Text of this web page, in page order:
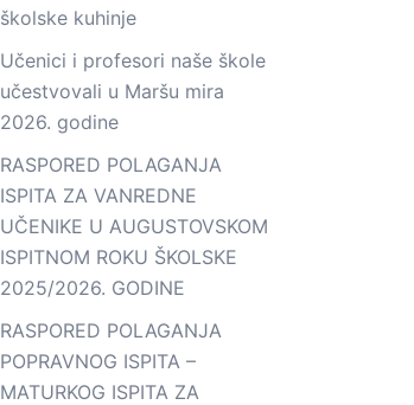
školske kuhinje
Učenici i profesori naše škole
učestvovali u Maršu mira
2026. godine
RASPORED POLAGANJA
ISPITA ZA VANREDNE
UČENIKE U AUGUSTOVSKOM
ISPITNOM ROKU ŠKOLSKE
2025/2026. GODINE
RASPORED POLAGANJA
POPRAVNOG ISPITA –
MATURKOG ISPITA ZA